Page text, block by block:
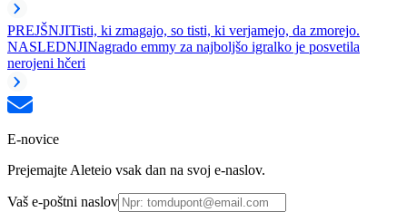
PREJŠNJITisti, ki zmagajo, so tisti, ki verjamejo, da zmorejo.
NASLEDNJINagrado emmy za najboljšo igralko je posvetila
nerojeni hčeri
E-novice
Prejemajte Aleteio vsak dan na svoj e-naslov.
Vaš e-poštni naslov